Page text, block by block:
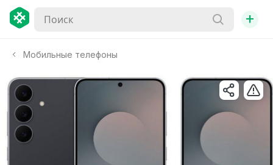
+
Мобильные телефоны